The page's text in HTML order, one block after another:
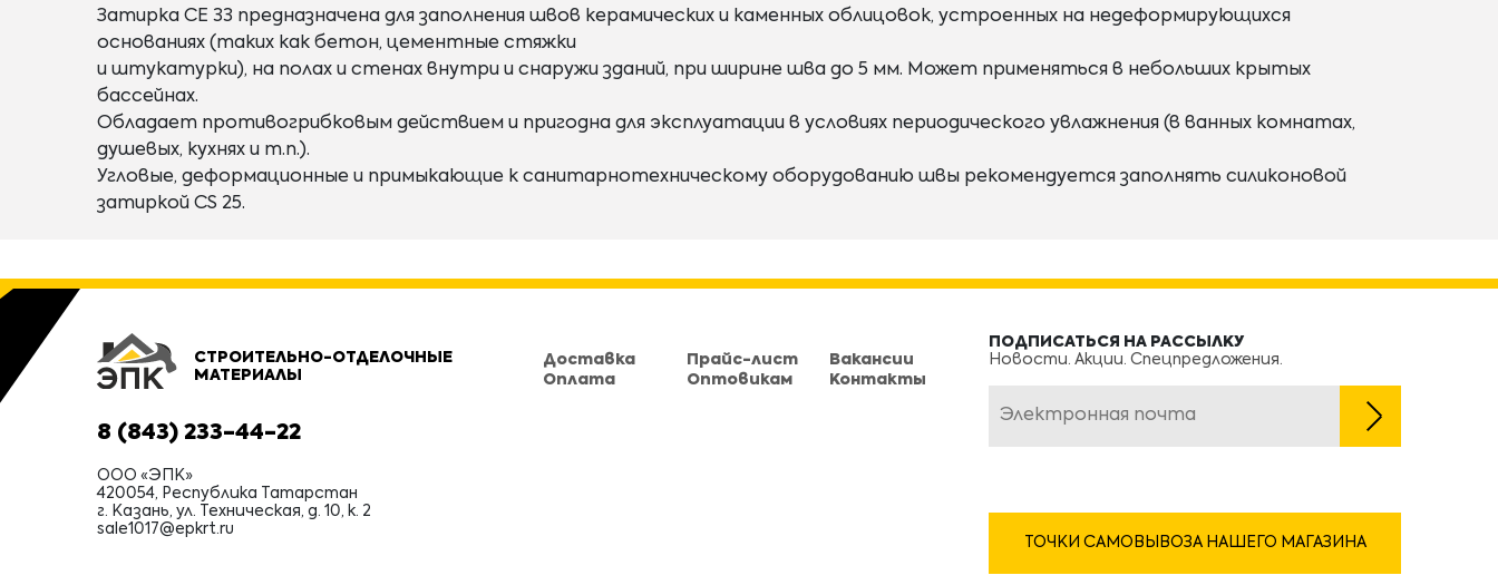
Затирка CE 33 предназначена для заполнения швов керамических и каменных облицовок, устроенных на недеформирующихся
основаниях (таких как бетон, цементные стяжки
и штукатурки), на полах и стенах внутри и снаружи зданий, при ширине шва до 5 мм. Может применяться в небольших крытых
бассейнах.
Обладает противогрибковым действием и пригодна для эксплуатации в условиях периодического увлажнения (в ванных комнатах,
душевых, кухнях и т.п.).
Угловые, деформационные и примыкающие к санитарнотехническому оборудованию швы рекомендуется заполнять силиконовой
затиркой CS 25.
СТРОИТЕЛЬНО-ОТДЕЛОЧНЫЕ
МАТЕРИАЛЫ
8 (843) 233-44-22
ООО «ЭПК»
420054, Республика Татарстан
г. Казань, ул. Техническая, д. 10, к. 2
sale1017@epkrt.ru
Доставка
Оплата
Прайс-лист
Оптовикам
Вакансии
Контакты
ПОДПИСАТЬСЯ НА РАССЫЛКУ
Новости. Акции. Спецпредложения.
ТОЧКИ САМОВЫВОЗА НАШЕГО МАГАЗИНА